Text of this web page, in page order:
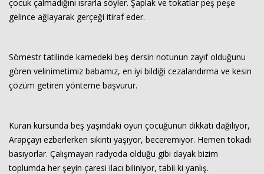
çocuk çalmadığını ısrarla söyler. Şaplak ve tokatlar peş peşe
gelince ağlayarak gerçeği itiraf eder.
Sömestr tatilinde karnedeki beş dersin notunun zayıf olduğunu
gören velinimetimiz babamız, en iyi bildiği cezalandırma ve kesin
çözüm getiren yönteme başvurur.
Kuran kursunda beş yaşındaki oyun çocuğunun dikkati dağılıyor,
Arapçayı ezberlerken sıkıntı yaşıyor, beceremiyor. Hemen tokadı
basıyorlar. Çalışmayan radyoda olduğu gibi dayak bizim
toplumda her şeyin çaresi ilacı biliniyor, tabii ki yanlış.